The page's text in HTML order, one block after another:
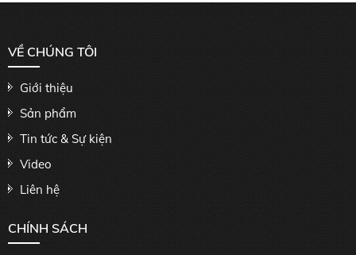
VỀ CHÚNG TÔI
Giới thiệu
Sản phẩm
Tin tức & Sự kiện
Video
Liên hệ
CHÍNH SÁCH